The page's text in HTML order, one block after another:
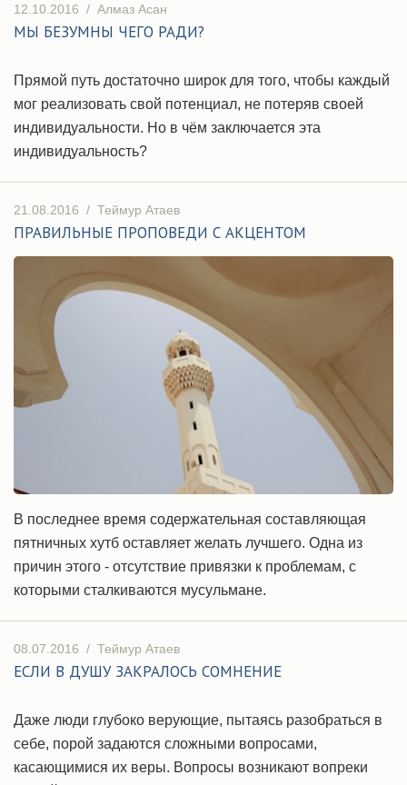
12.10.2016 / Алмаз Асан
МЫ БЕЗУМНЫ ЧЕГО РАДИ?
Прямой путь достаточно широк для того, чтобы каждый
мог реализовать свой потенциал, не потеряв своей
индивидуальности. Но в чём заключается эта
индивидуальность?
21.08.2016 / Теймур Атаев
ПРАВИЛЬНЫЕ ПРОПОВЕДИ С АКЦЕНТОМ
В последнее время содержательная составляющая
пятничных хутб оставляет желать лучшего. Одна из
причин этого - отсутствие привязки к проблемам, с
которыми сталкиваются мусульмане.
08.07.2016 / Теймур Атаев
ЕСЛИ В ДУШУ ЗАКРАЛОСЬ СОМНЕНИЕ
Даже люди глубоко верующие, пытаясь разобраться в
себе, порой задаются сложными вопросами,
касающимися их веры. Вопросы возникают вопреки